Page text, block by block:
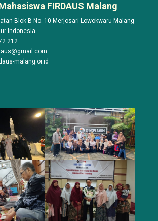
FIRDAUS Malang
Blok B No. 10 Merjosari Lowokwaru Malang
Indonesia
212
malang.or.id